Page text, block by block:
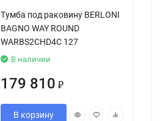
Тумба под раковину BERLONI
BAGNO WAY ROUND
WARBS2CHD4C 127
В наличии
179 810 ₽
В корзину